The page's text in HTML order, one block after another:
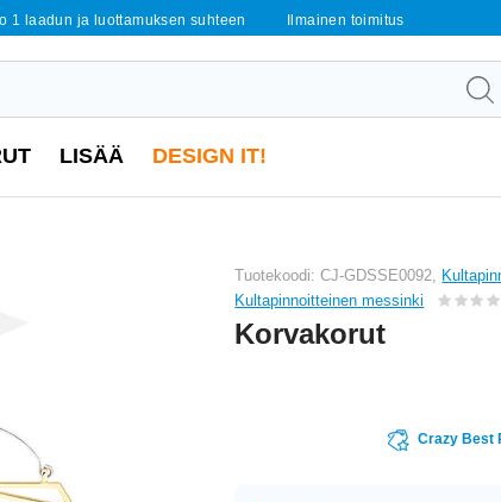
1 laadun ja luottamuksen suhteen Ilmainen toimitus
LISÄÄ DESIGN IT!
Tuotekoodi: CJ-GDSSE0092,
Kultapinnoitteinen messinki
Korvakorut
Crazy Best